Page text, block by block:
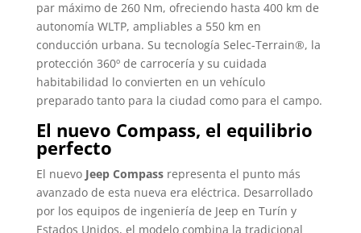
par máximo de 260 Nm, ofreciendo hasta 400 km de
autonomía WLTP, ampliables a 550 km en
conducción urbana. Su tecnología Selec-Terrain®, la
protección 360º de carrocería y su cuidada
habitabilidad lo convierten en un vehículo
preparado tanto para la ciudad como para el campo.
El nuevo Compass, el equilibrio
perfecto
El nuevoJeep Compassrepresenta el punto más
avanzado de esta nueva era eléctrica. Desarrollado
por los equipos de ingeniería de Jeep en Turín y
Estados Unidos, el modelo combina la tradicional